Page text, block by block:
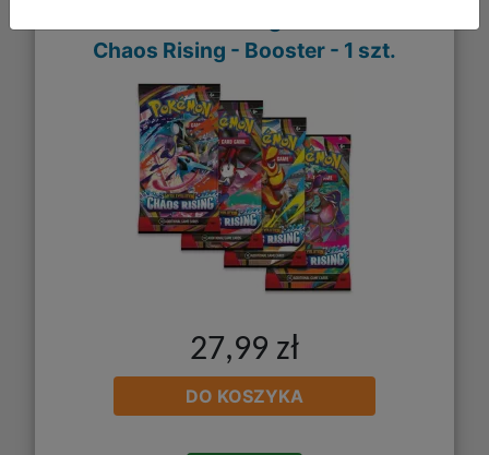
Chaos Rising - Booster - 1 szt.
27,99 zł
DO KOSZYKA